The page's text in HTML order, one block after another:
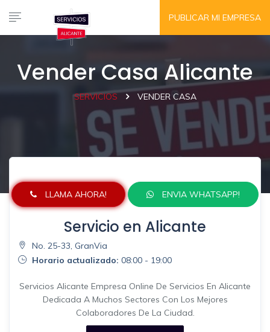
PUBLICAR MI EMPRESA
Vender Casa Alicante
SERVICIOS VENDER CASA
LLAMA AHORA! ENVIA WHATSAPP!
Servicio en Alicante
No. 25-33, GranVia
Horario actualizado: 08:00 - 19:00
Servicios Alicante Empresa Online De Servicios En Alicante
Dedicada A Muchos Sectores Con Los Mejores
Colaboradores De La Ciudad.